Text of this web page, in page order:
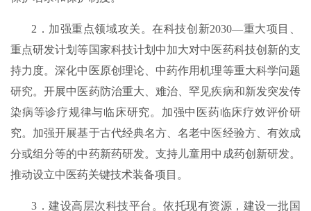
2．加强重点领域攻关。在科技创新2030—重大项目、
重点研发计划等国家科技计划中加大对中医药科技创新的支
持力度。深化中医原创理论、中药作用机理等重大科学问题
研究。开展中医药防治重大、难治、罕见疾病和新发突发传
染病等诊疗规律与临床研究。加强中医药临床疗效评价研
究。加强开展基于古代经典名方、名老中医经验方、有效成
分或组分等的中药新药研发。支持儿童用中成药创新研发。
推动设立中医药关键技术装备项目。
3．建设高层次科技平台。依托现有资源，建设一批国